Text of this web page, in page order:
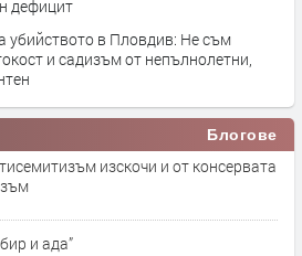
дефицит
убийството в Пловдив: Не съм
и садизъм от непълнолетни,
Блогове
изскочи и от консервата
и ада”